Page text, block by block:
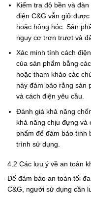
Kiểm tra độ bền và
điện C&G vẫn giữ
hoặc hỏng hóc. Sản
nguy cơ trơn trượt và
Xác minh tính cách
của sản phẩm bằng
hoặc tham khảo các
này đảm bảo rằng sản
và cách điện yêu cầu.
Đánh giá khả năng
khả năng chịu đựng và
phẩm để đảm bảo tính
trình sử dụng.
4.2 Các lưu ý về an toàn
Để đảm bảo an toàn tối
C&G, người sử dụng cần